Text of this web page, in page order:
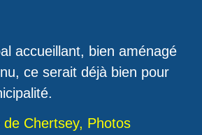
accueillant, bien aménagé
ce serait déjà bien pour
de Chertsey, Photos